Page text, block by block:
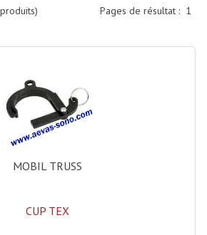
Recevoir Nos Promotions
Sonorisation
Pieds Cellules Diamants
Cellule (s)
Pages de résultat : 1
MOBIL TRUSS
CUP TEX